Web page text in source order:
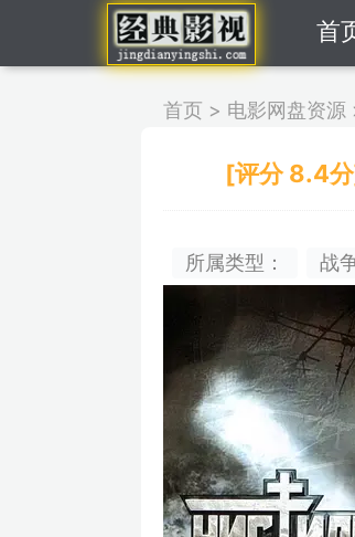
首
首页 > 电影网盘资源
[评分 8.4
所属类型： 战